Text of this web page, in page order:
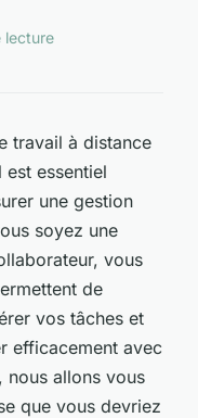
lecture
travail à distance
essentiel
une gestion
soyez une
vous
de
vos tâches et
efficacement avec
nous allons vous
que vous devriez